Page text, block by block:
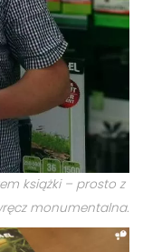
książki – prosto z
monumentalna.